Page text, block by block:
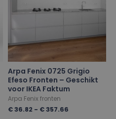
Arpa Fenix 0725 Grigio
Efeso Fronten – Geschikt
voor IKEA Faktum
Arpa Fenix fronten
€36.82 - €357.66